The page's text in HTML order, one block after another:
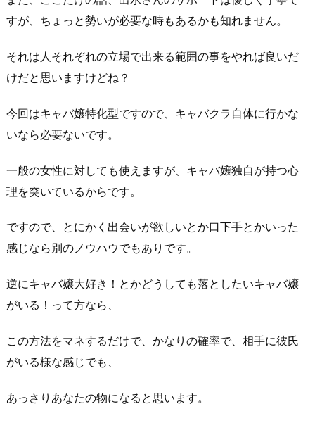
すが、ちょっと勢いが必要な時もあるかも知れません。
それは人それぞれの立場で出来る範囲の事をやれば良いだ
けだと思いますけどね？
今回はキャバ嬢特化型ですので、キャバクラ自体に行かな
いなら必要ないです。
一般の女性に対しても使えますが、キャバ嬢独自が持つ心
理を突いているからです。
ですので、とにかく出会いが欲しいとか口下手とかいった
感じなら別のノウハウでもありです。
逆にキャバ嬢大好き！とかどうしても落としたいキャバ嬢
がいる！って方なら、
この方法をマネするだけで、かなりの確率で、相手に彼氏
がいる様な感じでも、
あっさりあなたの物になると思います。